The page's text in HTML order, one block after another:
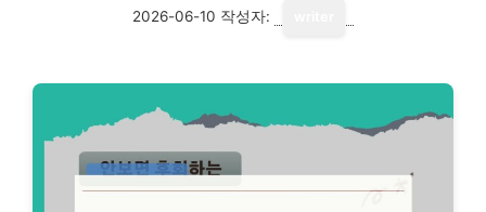
2026-06-10 작성자: